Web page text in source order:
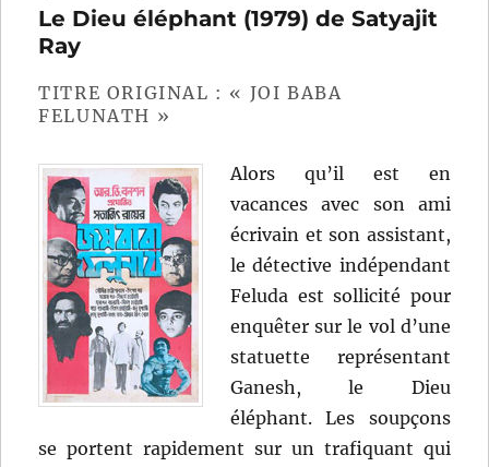
l’article
Le Dieu éléphant (1979) de Satyajit
Ray
TITRE ORIGINAL : « JOI BABA
FELUNATH »
Alors qu’il est en
vacances avec son ami
écrivain et son assistant,
le détective indépendant
Feluda est sollicité pour
enquêter sur le vol d’une
statuette représentant
Ganesh, le Dieu
éléphant. Les soupçons
se portent rapidement sur un trafiquant qui